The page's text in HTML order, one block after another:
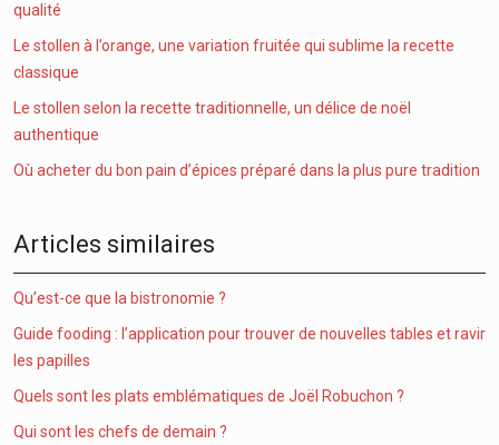
qualité
Le stollen à l’orange, une variation fruitée qui sublime la recette
classique
Le stollen selon la recette traditionnelle, un délice de noël
authentique
Où acheter du bon pain d’épices préparé dans la plus pure tradition
Articles similaires
Qu’est-ce que la bistronomie ?
Guide fooding : l’application pour trouver de nouvelles tables et ravir
les papilles
Quels sont les plats emblématiques de Joël Robuchon ?
Qui sont les chefs de demain ?